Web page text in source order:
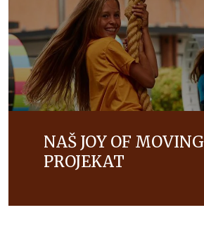
NAŠ JOY OF MOVING
PROJEKAT